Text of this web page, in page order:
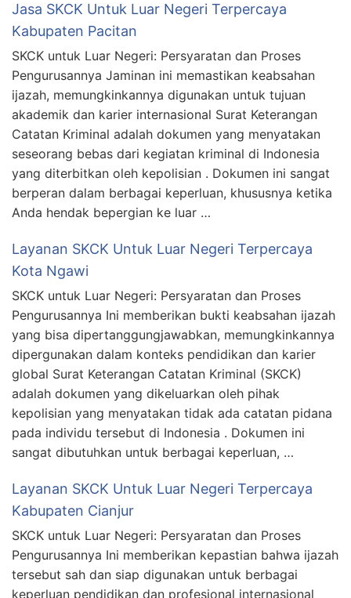
Jasa SKCK Untuk Luar Negeri Terpercaya
Kabupaten Pacitan
SKCK untuk Luar Negeri: Persyaratan dan Proses
Pengurusannya Jaminan ini memastikan keabsahan
ijazah, memungkinkannya digunakan untuk tujuan
akademik dan karier internasional Surat Keterangan
Catatan Kriminal adalah dokumen yang menyatakan
seseorang bebas dari kegiatan kriminal di Indonesia
yang diterbitkan oleh kepolisian . Dokumen ini sangat
berperan dalam berbagai keperluan, khususnya ketika
Anda hendak bepergian ke luar …
Layanan SKCK Untuk Luar Negeri Terpercaya
Kota Ngawi
SKCK untuk Luar Negeri: Persyaratan dan Proses
Pengurusannya Ini memberikan bukti keabsahan ijazah
yang bisa dipertanggungjawabkan, memungkinkannya
dipergunakan dalam konteks pendidikan dan karier
global Surat Keterangan Catatan Kriminal (SKCK)
adalah dokumen yang dikeluarkan oleh pihak
kepolisian yang menyatakan tidak ada catatan pidana
pada individu tersebut di Indonesia . Dokumen ini
sangat dibutuhkan untuk berbagai keperluan, …
Layanan SKCK Untuk Luar Negeri Terpercaya
Kabupaten Cianjur
SKCK untuk Luar Negeri: Persyaratan dan Proses
Pengurusannya Ini memberikan kepastian bahwa ijazah
tersebut sah dan siap digunakan untuk berbagai
keperluan pendidikan dan profesional internasional